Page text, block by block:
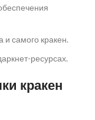
и самого кракен.
ресурсах.
кракен